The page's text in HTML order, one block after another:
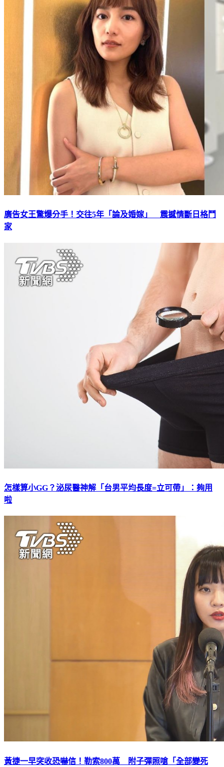
廣告女王驚爆分手！交往5年「論及婚嫁」 震撼情斷日格鬥
家
怎樣算小GG？泌尿醫神解「台男平均長度=立可帶」：夠用
啦
黃捷一早突收恐嚇信！勒索800萬 附子彈照嗆「全部變死